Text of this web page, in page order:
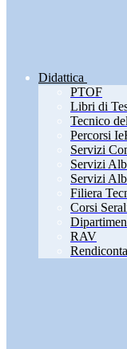
Didattica
PTOF
Libri di
Tecnico
Percorsi
Servizi
Servizi
Servizi
Filiera
Corsi
RAV